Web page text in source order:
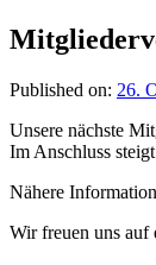
Published on: 26.
Unsere nächste
Im Anschluss
Nähere
Wir freuen uns auf